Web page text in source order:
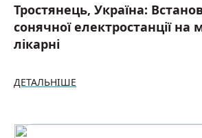
Тростянець, Україна:
сонячної електростанції на
лікарні
ДЕТАЛЬНІШЕ